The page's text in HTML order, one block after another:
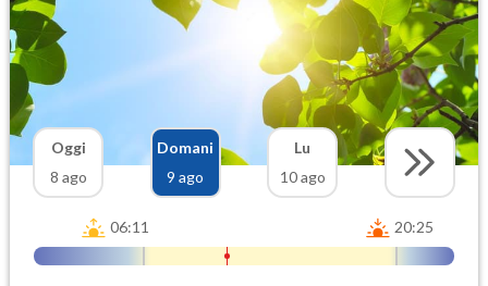
Oggi
8 ago
Domani
9 ago
Lu
10 ago
06:11 20:25